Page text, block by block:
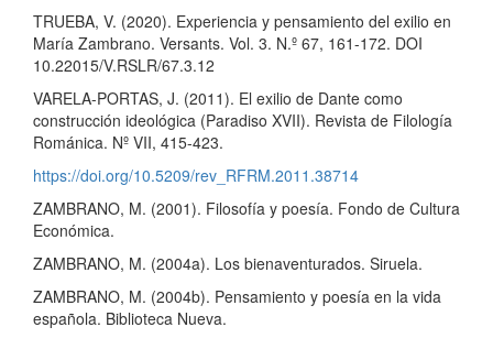
TRUEBA, V. (2020). Experiencia y pensamiento del exilio en
María Zambrano. Versants. Vol. 3. N.º 67, 161-172. DOI
10.22015/V.RSLR/67.3.12
VARELA-PORTAS, J. (2011). El exilio de Dante como
construcción ideológica (Paradiso XVII). Revista de Filología
Románica. Nº VII, 415-423.
https://doi.org/10.5209/rev_RFRM.2011.38714
ZAMBRANO, M. (2001). Filosofía y poesía. Fondo de Cultura
Económica.
ZAMBRANO, M. (2004a). Los bienaventurados. Siruela.
ZAMBRANO, M. (2004b). Pensamiento y poesía en la vida
española. Biblioteca Nueva.